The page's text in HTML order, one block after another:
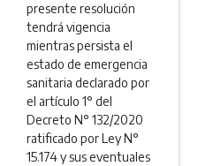
presente resolución
tendrá vigencia
mientras persista el
estado de emergencia
sanitaria declarado por
el artículo 1° del
Decreto N° 132/2020
ratificado por Ley N°
15.174 y sus eventuales